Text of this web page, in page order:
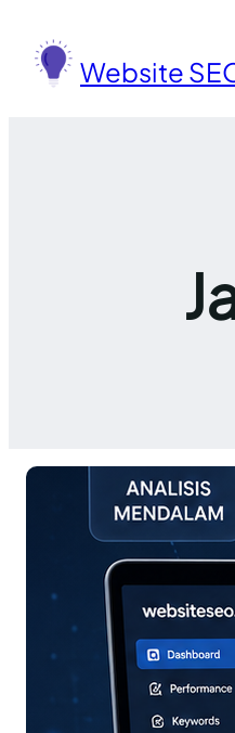
konten
Website